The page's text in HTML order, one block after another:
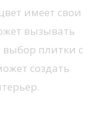
имеет свои
вызывать
плитки с
создать